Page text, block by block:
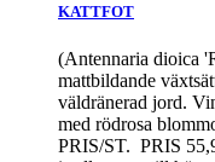
KATTFOT
(Antennaria dioica
mattbildande
väldränerad jord.
med rödrosa
PRIS/ST. PRIS